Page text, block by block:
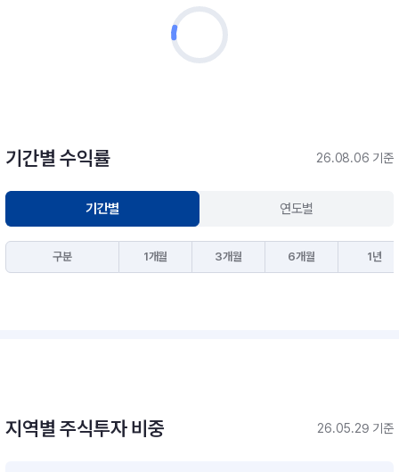
기간별 수익률 26.08.06 기준
기간별 연도별
구분 1개월 3개월 6개월 1년
지역별 주식투자 비중 26.05.29 기준